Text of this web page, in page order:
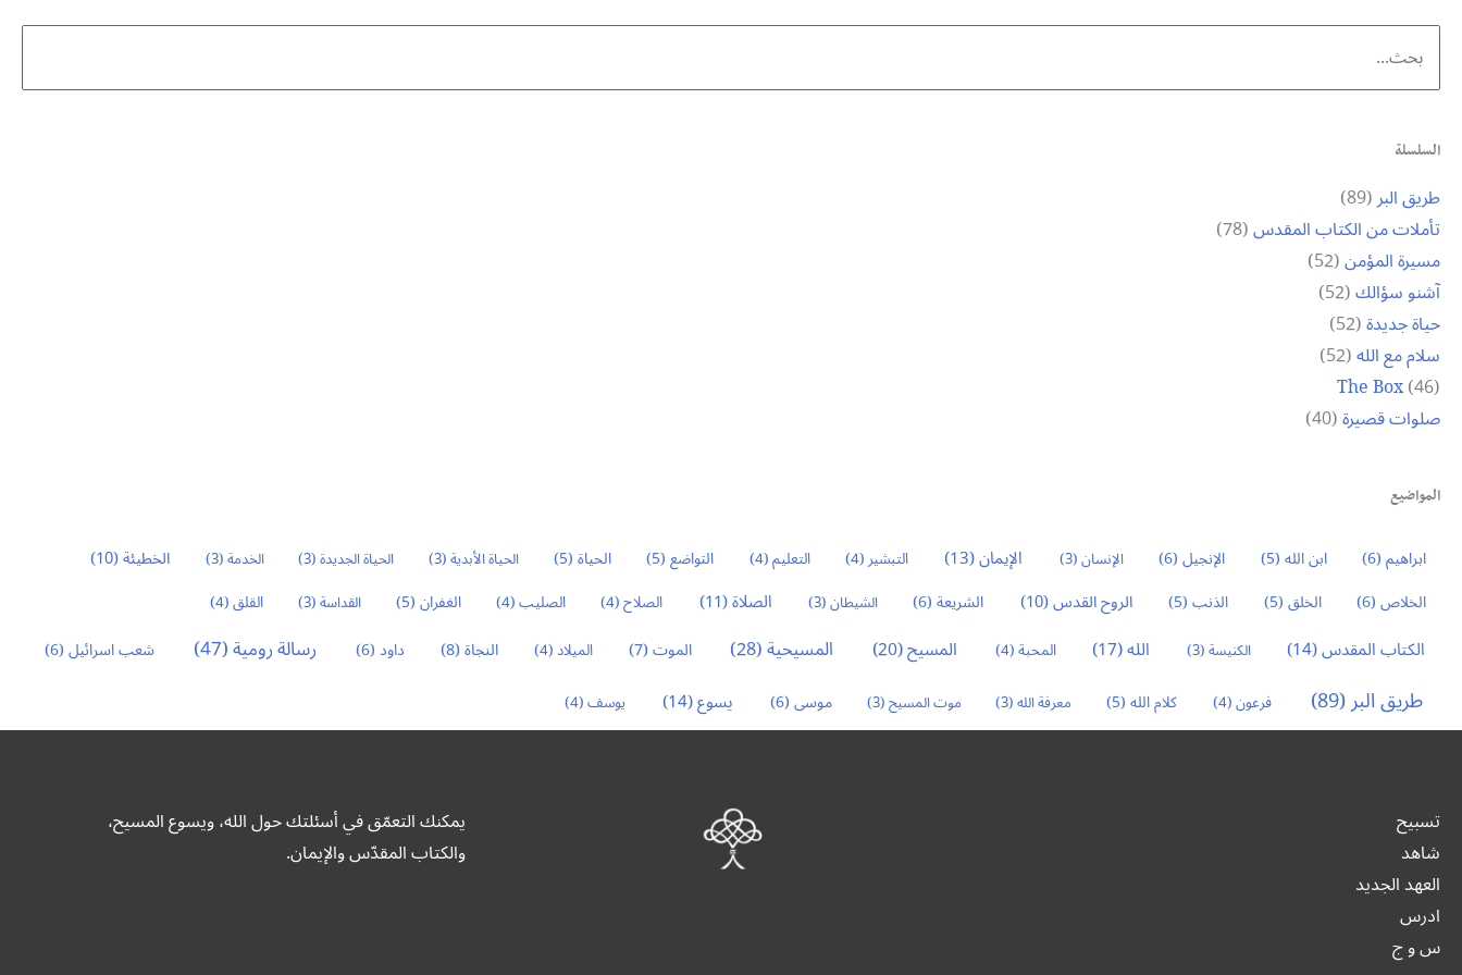
Search
for:
السلسلة
طريق البر(89)
تأملات من الكتاب المقدس(78)
مسيرة المؤمن(52)
آشنو سؤالك(52)
حياة جديدة(52)
سلام مع الله(52)
The Box(46)
صلوات قصيرة(40)
المواضيع
ابراهيم(6) ابن الله(5) الإنجيل(6) الإنسان(3) الإيمان(13) التبشير(4) التعليم(4) التواضع(5) الحياة(5) الحياة الأبدية(3) الحياة الجديدة(3) الخدمة(3) الخطيئة(10)
الخلاص(6) الخلق(5) الذنب(5) الروح القدس(10) الشريعة(6) الشيطان(3) الصلاة(11) الصلاح(4) الصليب(4) الغفران(5) القداسة(3) القلق(4)
الكتاب المقدس(14) الكنيسة(3) الله(17) المحبة(4) المسيح(20) المسيحية(28) الموت(7) الميلاد(4) النجاة(8) داود(6) رسالة رومية(47) شعب اسرائيل(6)
طريق البر(89) فرعون(4) كلام الله(5) معرفة الله(3) موت المسيح(3) موسى(6) يسوع(14) يوسف(4)
تسبيح
شاهد
العهد الجديد
ادرس
س و ج
يمكنك التعمّق في أسئلتك حول الله، ويسوع المسيح،
والكتاب المقدّس والإيمان.